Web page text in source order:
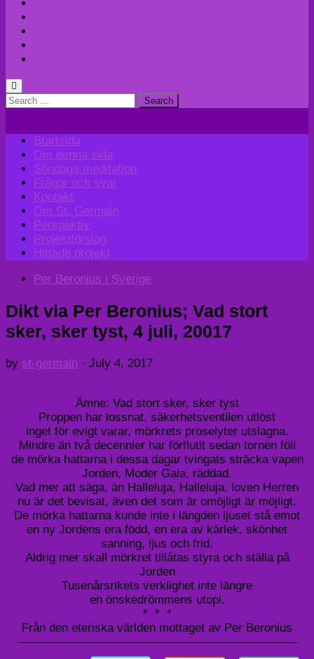
Search
Startsida
Om denna sida
Söndags meditation
Frågor och svar
Kontakt
Om St. Germain
Perspektiv
Projektförslag
Hittade projekt
Per Beronius i Sverige
Dikt via Per Beronius; Vad stort
sker, sker tyst, 4 juli, 20017
by st-germain · July 4, 2017
Ämne: Vad stort sker, sker tyst
Proppen har lossnat, säkerhetsventilen utlöst
inget för evigt varar, mörkrets proselyter utslagna.
Mindre än två decennier har förflutit sedan tornen föll
de mörka hattarna i dessa dagar tvingats sträcka vapen
Jorden, Moder Gaia, räddad.
Vad mer att säga, än Halleluja, Halleluja, loven Herren
nu är det bevisat, även det som är omöjligt är möjligt.
De mörka hattarna kunde inte i längden ljuset stå emot
en ny Jordens era född, en era av kärlek, skönhet
sanning, ljus och frid.
Aldrig mer skall mörkret tillåtas styra och ställa på
Jorden
Tusenårsrikets verklighet inte längre
en önskedrömmens utopi.
* * *
Från den eteriska världen mottaget av Per Beronius
———————————————————————–